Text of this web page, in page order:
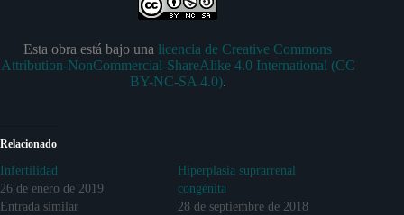
Esta obra está bajo una licencia de Creative Commons
Attribution-NonCommercial-ShareAlike 4.0 International (CC
BY-NC-SA 4.0).
Relacionado
Infertilidad
26 de enero de 2019
Entrada similar
Hiperplasia suprarrenal
congénita
28 de septiembre de 2018